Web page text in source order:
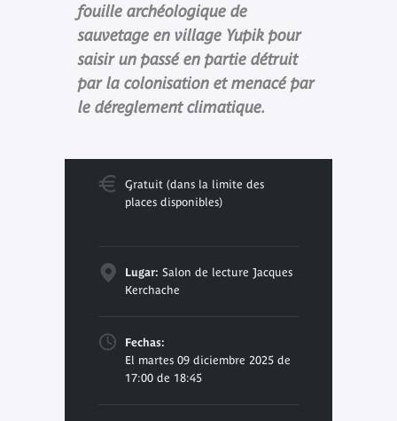
fouille archéologique de
sauvetage en village Yupik pour
saisir un passé en partie détruit
par la colonisation et menacé par
le déreglement climatique.
Gratuit (dans la limite des
places disponibles)
Lugar: Salon de lecture Jacques
Kerchache
Fechas:
El martes 09 diciembre 2025 de
17:00 de 18:45